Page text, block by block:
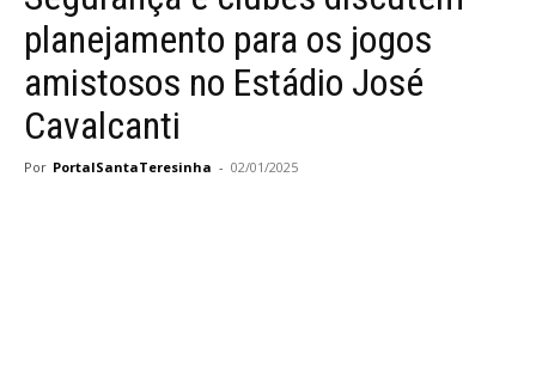
planejamento para os jogos
amistosos no Estádio José
Cavalcanti
Por PortalSantaTeresinha - 02/01/2025